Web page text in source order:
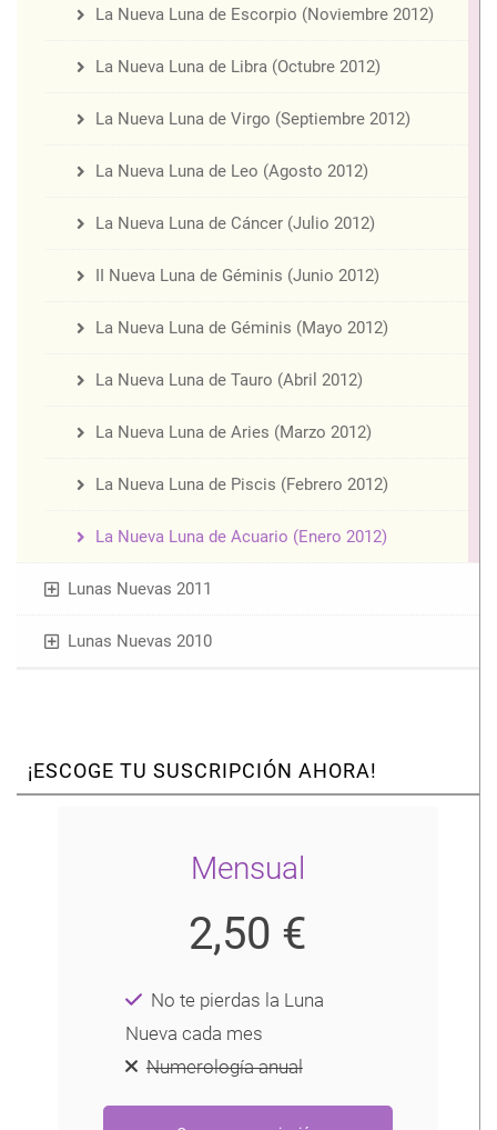
La Nueva Luna de Escorpio (Noviembre 2012)
La Nueva Luna de Libra (Octubre 2012)
La Nueva Luna de Virgo (Septiembre 2012)
La Nueva Luna de Leo (Agosto 2012)
La Nueva Luna de Cáncer (Julio 2012)
II Nueva Luna de Géminis (Junio 2012)
La Nueva Luna de Géminis (Mayo 2012)
La Nueva Luna de Tauro (Abril 2012)
La Nueva Luna de Aries (Marzo 2012)
La Nueva Luna de Piscis (Febrero 2012)
La Nueva Luna de Acuario (Enero 2012)
Lunas Nuevas 2011
Lunas Nuevas 2010
¡ESCOGE TU SUSCRIPCIÓN AHORA!
Mensual
2,50 €
No te pierdas la Luna
Nueva cada mes
Numerología anual